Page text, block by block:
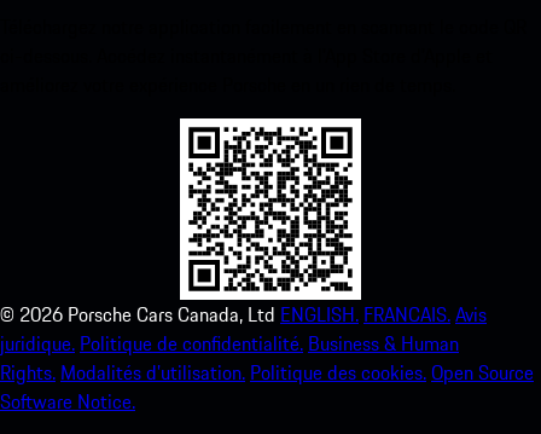
© 2026 Porsche Cars Canada, Ltd ENGLISH. FRANCAIS.Avis
juridique. Politique de confidentialité. Business & Human
Rights. Modalités d’utilisation. Politique des cookies.Open Source
Software Notice.